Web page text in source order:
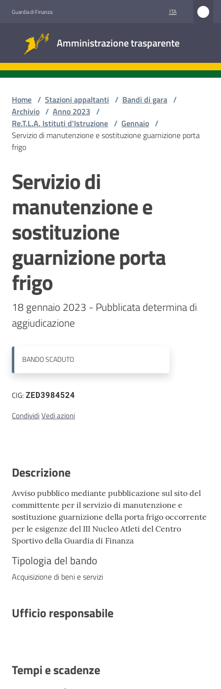
Guardia di Finanza ITA
Amministrazione trasparente
trasparente
Accesso
civico
appaltanti
Home / Stazioni appaltanti / Bandi di gara /
Archivio / Anno 2023 /
Re.T.L.A. Istituti d'Istruzione / Gennaio /
Servizio di manutenzione e sostituzione guarnizione porta
frigo
Salta al contenuto
Servizio di
manutenzione e
sostituzione
guarnizione porta
frigo
18 gennaio 2023 - Pubblicata determina di
aggiudicazione
BANDOSCADUTO
CIG:ZED3984524
CondividiVedi azioni
Descrizione
Avviso pubblico mediante pubblicazione sul sito del
committente per il servizio di manutenzione e
sostituzione guarnizione della porta frigo occorrente
per le esigenze del III Nucleo Atleti del Centro
Sportivo della Guardia di Finanza
Tipologia del bando
Acquisizione di beni e servizi
Ufficio responsabile
Tempi e scadenze